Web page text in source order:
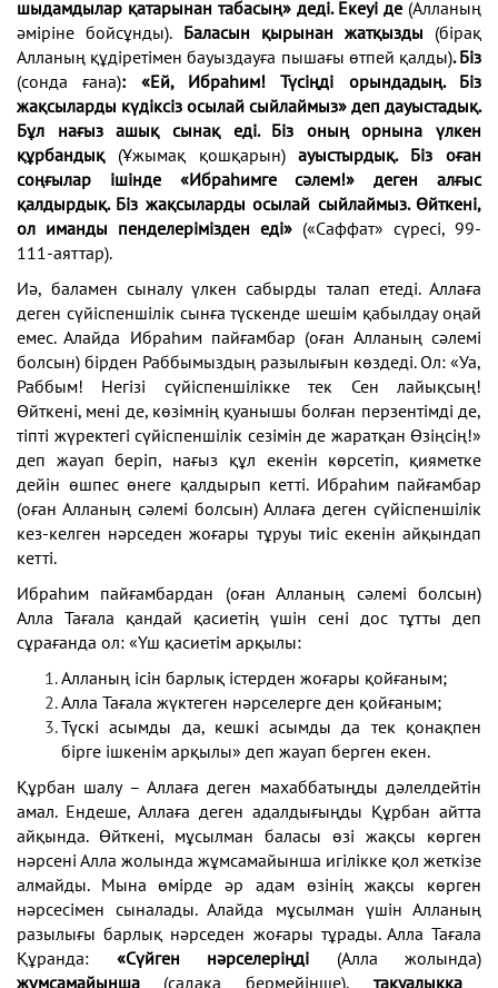
шыдамдылар қатарынан табасың» деді. Екеуі де (Алланың
әміріне бойсұнды). Баласын қырынан жатқызды (бірақ
Алланың құдіретімен бауыздауға пышағы өтпей қалды). Біз
(сонда ғана): «Ей, Ибраһим! Түсіңді орындадың. Біз
жақсыларды күдіксіз осылай сыйлаймыз» деп дауыстадық.
Бұл нағыз ашық сынақ еді. Біз оның орнына үлкен
құрбандық (Ұжымақ қошқарын)ауыстырдық. Біз оған
соңғылар ішінде «Ибраһимге сәлем!» деген алғыс
қалдырдық. Біз жақсыларды осылай сыйлаймыз. Өйткені,
ол иманды пенделерімізден еді» («Саффат» сүресі, 99-
111-аяттар).
Иә, баламен сыналу үлкен сабырды талап етеді. Аллаға
деген сүйіспеншілік сынға түскенде шешім қабылдау оңай
емес. Алайда Ибраһим пайғамбар (оған Алланың сәлемі
болсын) бірден Раббымыздың разылығын көздеді. Ол: «Уа,
Раббым! Негізі сүйіспеншілікке тек Сен лайықсың!
Өйткені, мені де, көзімнің қуанышы болған перзентімді де,
тіпті жүректегі сүйіспеншілік сезімін де жаратқан Өзіңсің!»
деп жауап беріп, нағыз құл екенін көрсетіп, қияметке
дейін өшпес өнеге қалдырып кетті. Ибраһим пайғамбар
(оған Алланың сәлемі болсын) Аллаға деген сүйіспеншілік
кез-келген нәрседен жоғары тұруы тиіс екенін айқындап
кетті.
Ибраһим пайғамбардан (оған Алланың сәлемі болсын)
Алла Тағала қандай қасиетің үшін сені дос тұтты деп
сұрағанда ол: «Үш қасиетім арқылы:
Алланың ісін барлық істерден жоғары қойғаным;
Алла Тағала жүктеген нәрселерге ден қойғаным;
Түскі асымды да, кешкі асымды да тек қонақпен
бірге ішкенім арқылы» деп жауап берген екен.
Құрбан шалу – Аллаға деген махаббатыңды дәлелдейтін
амал. Ендеше, Аллаға деген адалдығыңды Құрбан айтта
айқында. Өйткені, мұсылман баласы өзі жақсы көрген
нәрсені Алла жолында жұмсамайынша игілікке қол жеткізе
алмайды. Мына өмірде әр адам өзінің жақсы көрген
нәрсесімен сыналады. Алайда мұсылман үшін Алланың
разылығы барлық нәрседен жоғары тұрады. Алла Тағала
Құранда: «Сүйген нәрселеріңді (Алла жолында)
жұмсамайынша (садақа бермейінше), тақуалыққа